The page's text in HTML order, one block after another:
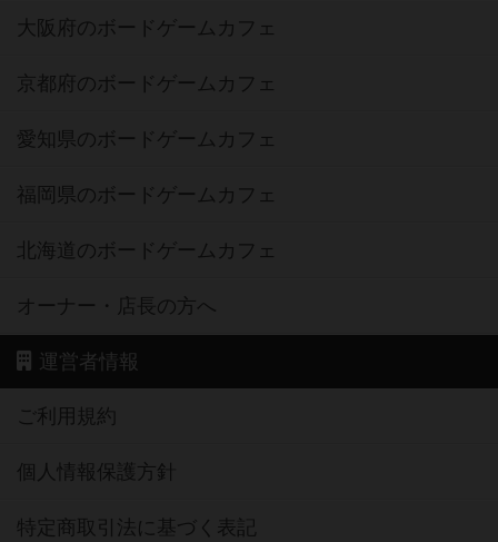
大阪府のボードゲームカフェ
京都府のボードゲームカフェ
愛知県のボードゲームカフェ
福岡県のボードゲームカフェ
北海道のボードゲームカフェ
オーナー・店長の方へ
運営者情報
ご利用規約
個人情報保護方針
特定商取引法に基づく表記